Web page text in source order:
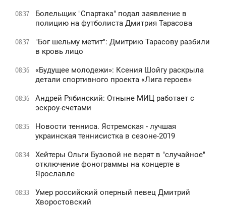
08:37
Болельщик "Спартака" подал заявление в
полицию на футболиста Дмитрия Тарасова
08:37
"Бог шельму метит": Дмитрию Тарасову разбили
в кровь лицо
08:36
«Будущее молодежи»: Ксения Шойгу раскрыла
детали спортивного проекта «Лига героев»
08:36
Андрей Рябинский: Отныне МИЦ работает с
эскроу-счетами
08:35
Новости тенниса. Ястремская - лучшая
украинская теннисистка в сезоне-2019
08:34
Хейтеры Ольги Бузовой не верят в "случайное"
отключение фонограммы на концерте в
Ярославле
08:33
Умер российский оперный певец Дмитрий
Хворостовский